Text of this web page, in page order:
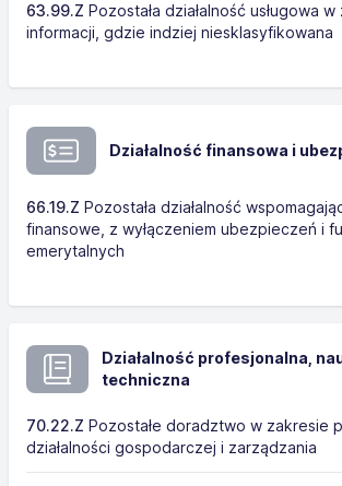
63.99.Z Pozostała działalność usługowa
informacji, gdzie indziej niesklasyfikowana
Działalność finansowa i
66.19.Z Pozostała działalność
finansowe, z wyłączeniem ubezpieczeń i
emerytalnych
Działalność profesjonalna,
techniczna
70.22.Z Pozostałe doradztwo w zakresie
działalności gospodarczej i zarządzania